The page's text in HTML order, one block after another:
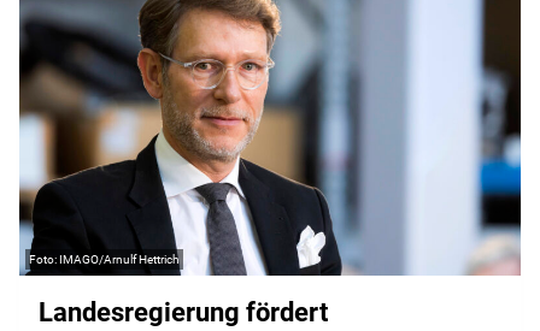
IMAGO/Arnulf Hettrich
Landesregierung fördert